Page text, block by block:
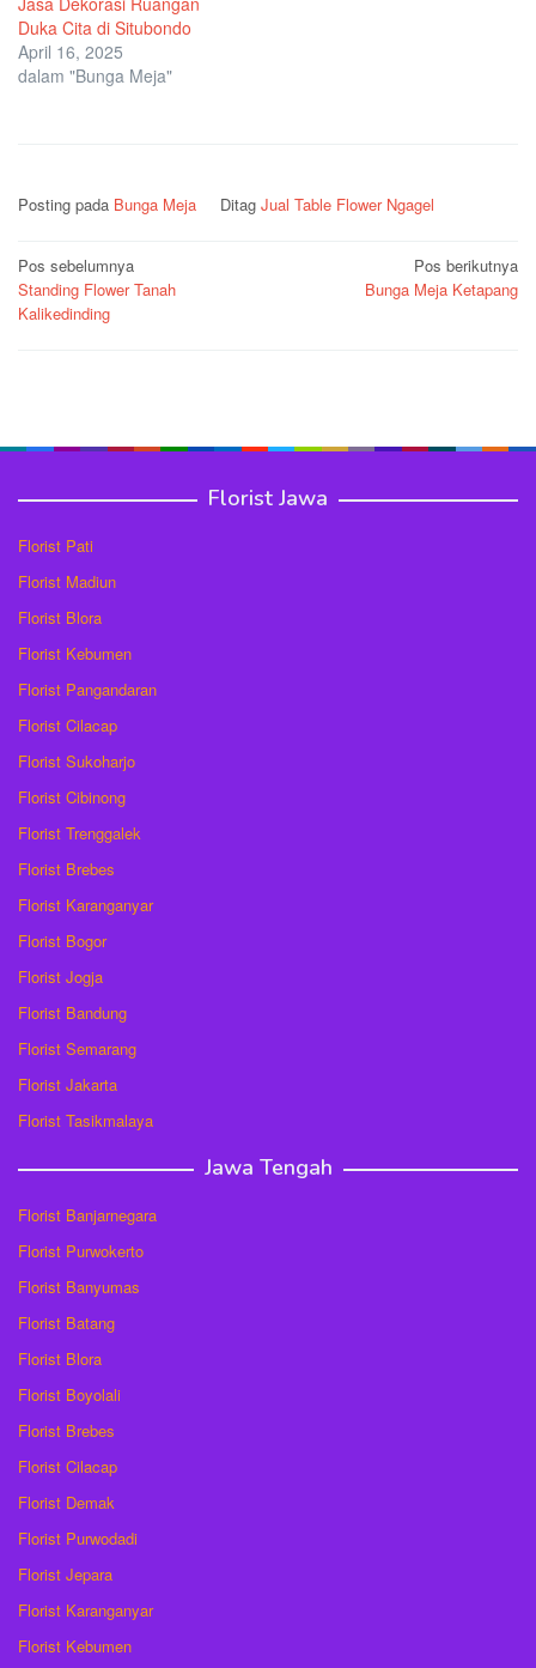
Duka Cita di Situbondo
April 16, 2025
dalam "Bunga Meja"
Posting pada Bunga Meja Ditag Jual Table Flower Ngagel
Navigasi
pos
Pos sebelumnya
Standing Flower Tanah
Kalikedinding
Pos berikutnya
Bunga Meja Ketapang
Florist Jawa
Florist Pati
Florist Madiun
Florist Blora
Florist Kebumen
Florist Pangandaran
Florist Cilacap
Florist Sukoharjo
Florist Cibinong
Florist Trenggalek
Florist Brebes
Florist Karanganyar
Florist Bogor
Florist Jogja
Florist Bandung
Florist Semarang
Florist Jakarta
Florist Tasikmalaya
Jawa Tengah
Florist Banjarnegara
Florist Purwokerto
Florist Banyumas
Florist Batang
Florist Blora
Florist Boyolali
Florist Brebes
Florist Cilacap
Florist Demak
Florist Purwodadi
Florist Jepara
Florist Karanganyar
Florist Kebumen